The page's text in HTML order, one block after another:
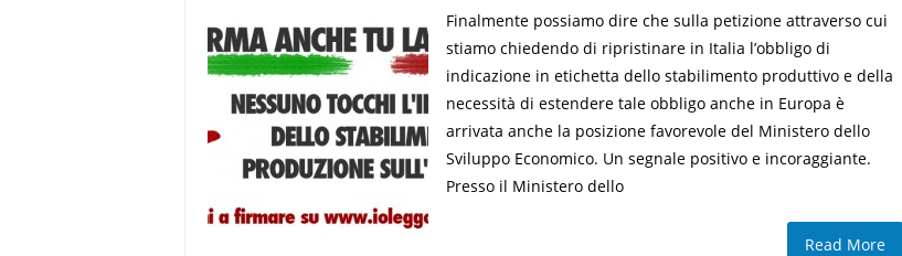
Finalmente possiamo dire che sulla petizione attraverso cui
stiamo chiedendo di ripristinare in Italia l’obbligo di
indicazione in etichetta dello stabilimento produttivo e della
necessità di estendere tale obbligo anche in Europa è
arrivata anche la posizione favorevole del Ministero dello
Sviluppo Economico. Un segnale positivo e incoraggiante.
Presso il Ministero dello
Read More